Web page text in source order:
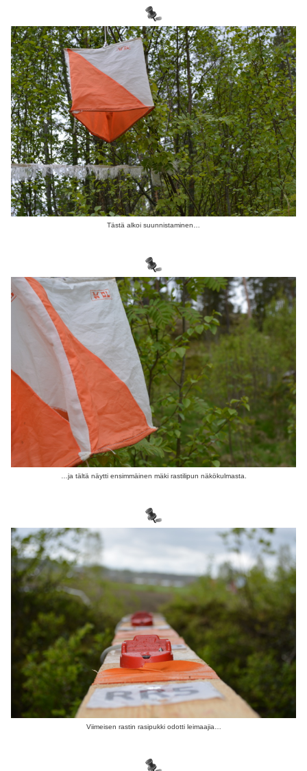
Tästä alkoi suunnistaminen…
…ja tältä näytti ensimmäinen mäki rastilipun näkökulmasta.
Viimeisen rastin rasipukki odotti leimaajia…